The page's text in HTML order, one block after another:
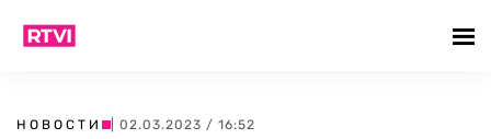
НОВОСТИ | 02.03.2023 / 16:52